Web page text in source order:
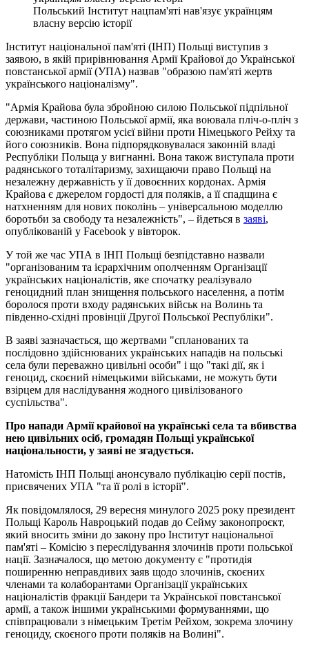
Польський Інститут нацпам'яті нав'язує українцям
власну версію історії
Інститут національної пам'яті (ІНП) Польщі виступив з
заявою, в якій прирівнювання Армії Крайової до Української
повстанської армії (УПА) назвав "образою пам'яті жертв
українського націоналізму".
"Армія Крайова була збройною силою Польської підпільної
держави, частиною Польської армії, яка воювала пліч-о-пліч з
союзниками протягом усієї війни проти Німецького Рейху та
його союзників. Вона підпорядковувалася законній владі
Республіки Польща у вигнанні. Вона також виступала проти
радянського тоталітаризму, захищаючи право Польщі на
незалежну державність у її довоєнних кордонах. Армія
Крайова є джерелом гордості для поляків, а її спадщина є
натхненням для нових поколінь – універсальною моделлю
боротьби за свободу та незалежність", – йдеться в заяві,
опублікованій у Facebook у вівторок.
У той же час УПА в ІНП Польщі безпідставно назвали
"організованим та ієрархічним ополченням Організації
українських націоналістів, яке спочатку реалізувало
геноцидний план знищення польського населення, а потім
боролося проти входу радянських військ на Волинь та
південно-східні провінції Другої Польської Республіки".
В заяві зазначається, що жертвами "спланованих та
послідовно здійснюваних українських нападів на польські
села були переважно цивільні особи" і що "такі дії, як і
геноцид, скоєний німецькими військами, не можуть бути
взірцем для наслідування жодного цивілізованого
суспільства".
Про напади Армії крайової на українські села та вбивства
нею цивільних осіб, громадян Польщі української
національности, у заяві не згадується.
Натомість ІНП Польщі анонсувало публікацію серії постів,
присвячених УПА "та її ролі в історії".
Як повідомлялося, 29 вересня минулого 2025 року президент
Польщі Кароль Навроцький подав до Сейму законопроєкт,
який вносить зміни до закону про Інститут національної
пам'яті – Комісію з переслідування злочинів проти польської
нації. Зазначалося, що метою документу є "протидія
поширенню неправдивих заяв щодо злочинів, скоєних
членами та колаборантами Організації українських
націоналістів фракції Бандери та Української повстанської
армії, а також іншими українськими формуваннями, що
співпрацювали з німецьким Третім Рейхом, зокрема злочину
геноциду, скоєного проти поляків на Волині".